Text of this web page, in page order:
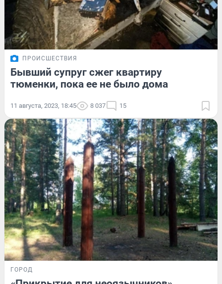
ПРОИСШЕСТВИЯ
Бывший супруг сжег квартиру
тюменки, пока ее не было дома
11 августа, 2023, 18:45 8 037 15
ГОРОД